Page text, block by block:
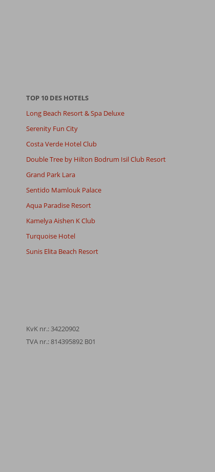
TOP 10 DES HOTELS
Long Beach Resort & Spa Deluxe
Serenity Fun City
Costa Verde Hotel Club
Double Tree by Hilton Bodrum Isil Club Resort
Grand Park Lara
Sentido Mamlouk Palace
Aqua Paradise Resort
Kamelya Aishen K Club
Turquoise Hotel
Sunis Elita Beach Resort
KvK nr.: 34220902
TVA nr.: 814395892 B01